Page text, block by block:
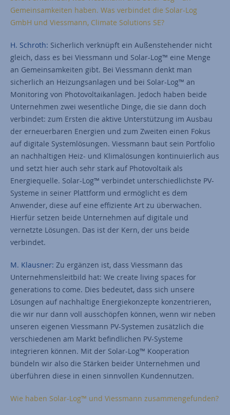
Gemeinsamkeiten haben. Was verbindet die Solar-Log
GmbH und Viessmann, Climate Solutions SE?
H. Schroth: Sicherlich verknüpft ein Außenstehender nicht
gleich, dass es bei Viessmann und Solar-Log™ eine Menge
an Gemeinsamkeiten gibt. Bei Viessmann denkt man
sicherlich an Heizungsanlagen und bei Solar-Log™ an
Monitoring von Photovoltaikanlagen. Jedoch haben beide
Unternehmen zwei wesentliche Dinge, die sie dann doch
verbindet: zum Ersten die aktive Unterstützung im Ausbau
der erneuerbaren Energien und zum Zweiten einen Fokus
auf digitale Systemlösungen. Viessmann baut sein Portfolio
an nachhaltigen Heiz- und Klimalösungen kontinuierlich aus
und setzt hier auch sehr stark auf Photovoltaik als
Energiequelle. Solar-Log™ verbindet unterschiedlichste PV-
Systeme in seiner Plattform und ermöglicht es dem
Anwender, diese auf eine effiziente Art zu überwachen.
Hierfür setzen beide Unternehmen auf digitale und
vernetzte Lösungen. Das ist der Kern, der uns beide
verbindet.
M. Klausner: Zu ergänzen ist, dass Viessmann das
Unternehmensleitbild hat: We create living spaces for
generations to come. Dies bedeutet, dass sich unsere
Lösungen auf nachhaltige Energiekonzepte konzentrieren,
die wir nur dann voll ausschöpfen können, wenn wir neben
unseren eigenen Viessmann PV-Systemen zusätzlich die
verschiedenen am Markt befindlichen PV-Systeme
integrieren können. Mit der Solar-Log™ Kooperation
bündeln wir also die Stärken beider Unternehmen und
überführen diese in einen sinnvollen Kundennutzen.
Wie haben Solar-Log™ und Viessmann zusammengefunden?